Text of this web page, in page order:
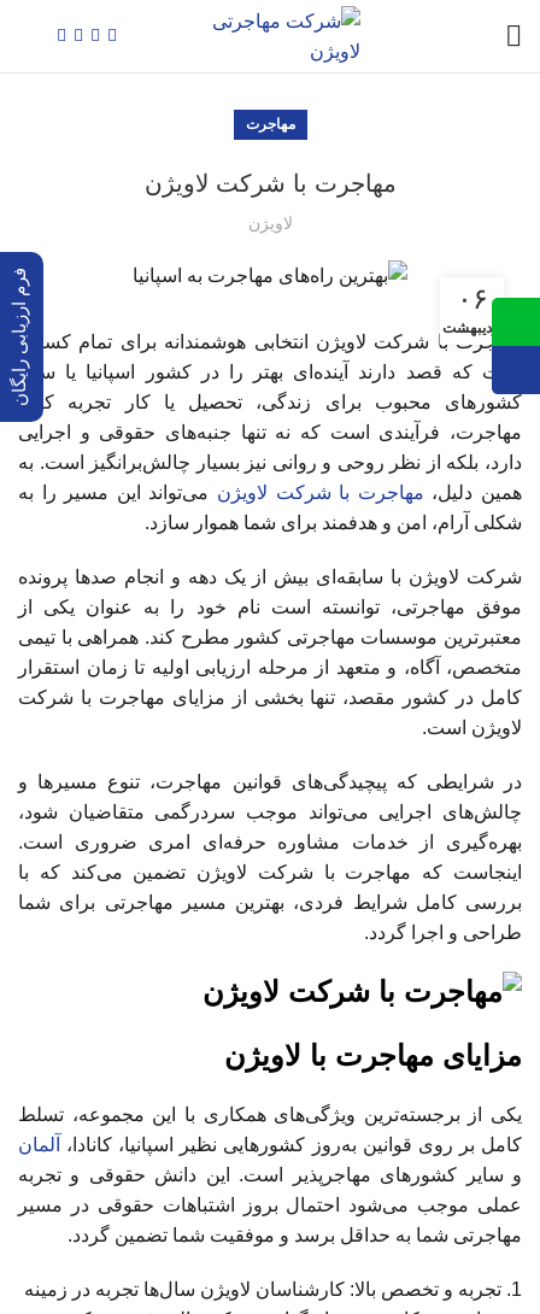
مهاجرت
مهاجرت با شرکت لاویژن
لاویژن
۰۶
اردیبهشت
مهاجرت با شرکت لاویژن انتخابی هوشمندانه برای تمام کسانی
است که قصد دارند آینده‌ای بهتر را در کشور اسپانیا یا سایر
کشورهای محبوب برای زندگی، تحصیل یا کار تجربه کنند.
مهاجرت، فرآیندی است که نه تنها جنبه‌های حقوقی و اجرایی
دارد، بلکه از نظر روحی و روانی نیز بسیار چالش‌برانگیز است. به
همین دلیل، مهاجرت با شرکت لاویژن می‌تواند این مسیر را به
شکلی آرام، امن و هدفمند برای شما هموار سازد.
شرکت لاویژن با سابقه‌ای بیش از یک دهه و انجام صدها پرونده
موفق مهاجرتی، توانسته است نام خود را به عنوان یکی از
معتبرترین موسسات مهاجرتی کشور مطرح کند. همراهی با تیمی
متخصص، آگاه، و متعهد از مرحله ارزیابی اولیه تا زمان استقرار
کامل در کشور مقصد، تنها بخشی از مزایای مهاجرت با شرکت
لاویژن است.
در شرایطی که پیچیدگی‌های قوانین مهاجرت، تنوع مسیرها و
چالش‌های اجرایی می‌تواند موجب سردرگمی متقاضیان شود،
بهره‌گیری از خدمات مشاوره حرفه‌ای امری ضروری است.
اینجاست که مهاجرت با شرکت لاویژن تضمین می‌کند که با
بررسی کامل شرایط فردی، بهترین مسیر مهاجرتی برای شما
طراحی و اجرا گردد.
مزایای مهاجرت با لاویژن
یکی از برجسته‌ترین ویژگی‌های همکاری با این مجموعه، تسلط
کامل بر روی قوانین به‌روز کشورهایی نظیر اسپانیا، کانادا،
آلمان
و سایر کشورهای مهاجرپذیر است. این دانش حقوقی و تجربه
عملی موجب می‌شود احتمال بروز اشتباهات حقوقی در مسیر
مهاجرتی شما به حداقل برسد و موفقیت شما تضمین گردد.
تجربه و تخصص بالا: کارشناسان لاویژن سال‌ها تجربه در زمینه
فرم ارزیابی رایگان